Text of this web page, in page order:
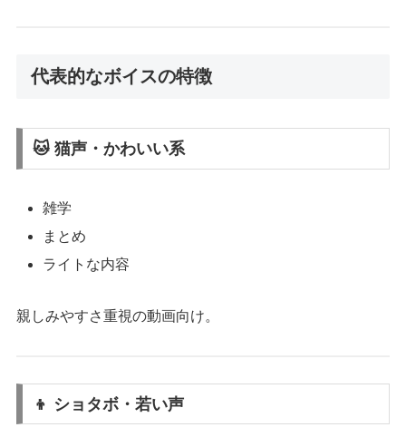
代表的なボイスの特徴
🐱 猫声・かわいい系
雑学
まとめ
ライトな内容
親しみやすさ重視の動画向け。
👦 ショタボ・若い声